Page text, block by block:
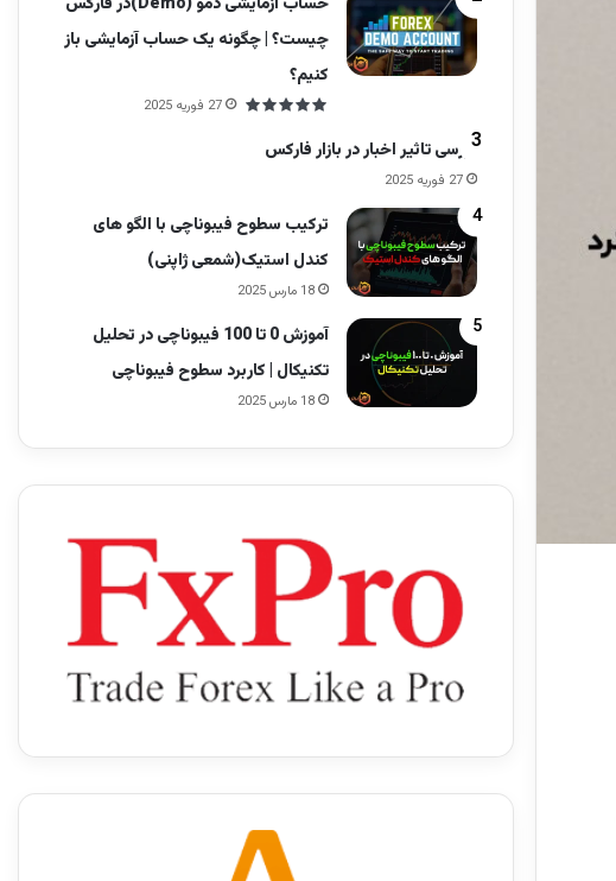
چیست؟ | چگونه یک حساب آزمایشی باز
کنیم؟
27 فوریه 2025
بررسی تاثیر اخبار در بازار فارکس
27 فوریه 2025
ترکیب سطوح فیبوناچی با الگو های
کندل استیک(شمعی ژاپنی)
18 مارس 2025
آموزش 0 تا 100 فیبوناچی در تحلیل
تکنیکال | کاربرد سطوح فیبوناچی
18 مارس 2025